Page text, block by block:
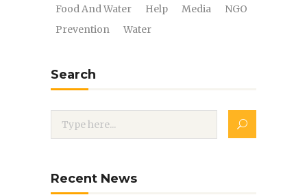
Food And Water Help Media
NGO
Prevention
Water
Search
Recent News